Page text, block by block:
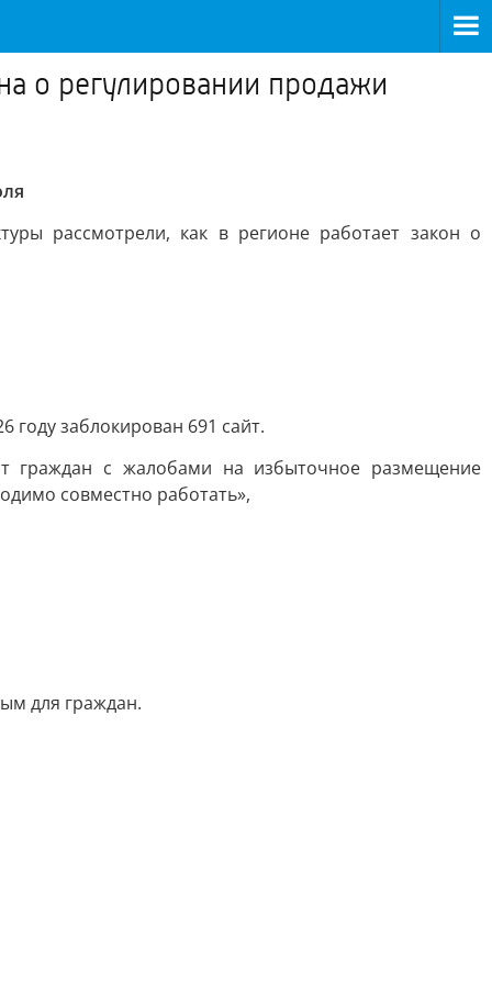
о регулировании продажи
рассмотрели, как в регионе работает закон о
заблокирован 691 сайт.
граждан с жалобами на избыточное размещение
совместно работать»,
для граждан.